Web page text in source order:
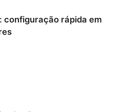
configuração rápida em